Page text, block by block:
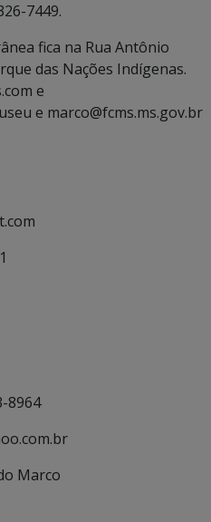
7449.
fica na Rua Antônio
das Nações Indígenas.
e
e marco@fcms.ms.gov.br
8964
Marco